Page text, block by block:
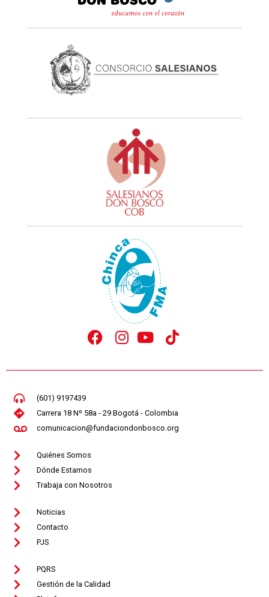
(601) 9197439
Carrera 18 Nº 58a - 29 Bogotá - Colombia
comunicacion@fundaciondonbosco.org
Quiénes Somos
Dónde Estamos
Trabaja con Nosotros
Noticias
Contacto
PJS
PQRS
Gestión de la Calidad